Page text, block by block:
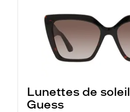
Lunettes de soleil
Guess